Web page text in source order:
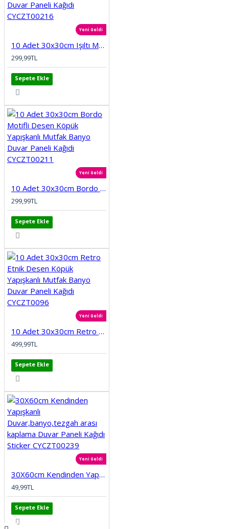
Yeni Geldi
10 Adet 30x30cm Işıltı Modern Desen Köpük Yapışkanlı Mutfak Banyo Wc Duvar Paneli Kağıdı CYCZT00216
299,99TL
Sepete Ekle
Yeni Geldi
10 Adet 30x30cm Bordo Motifli Desen Köpük Yapışkanlı Mutfak Banyo Duvar Paneli Kağıdı CYCZT00211
299,99TL
Sepete Ekle
Yeni Geldi
10 Adet 30x30cm Retro Etnik Desen Köpük Yapışkanlı Mutfak Banyo Duvar Paneli Kağıdı CYCZT0096
499,99TL
Sepete Ekle
Yeni Geldi
30X60cm Kendinden Yapışkanlı Duvar,banyo,tezgah arası kaplama Duvar Paneli Kağıdı Sticker CYCZT00239
49,99TL
Sepete Ekle